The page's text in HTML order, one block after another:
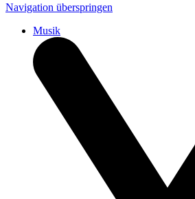
Navigation überspringen
Musik